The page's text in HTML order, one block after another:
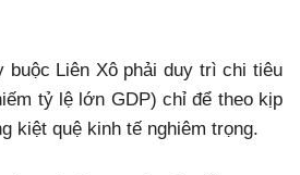
buộc Liên Xô phải duy trì chi tiêu
tỷ lệ lớn GDP) chỉ để theo kịp
kiệt quệ kinh tế nghiêm trọng.